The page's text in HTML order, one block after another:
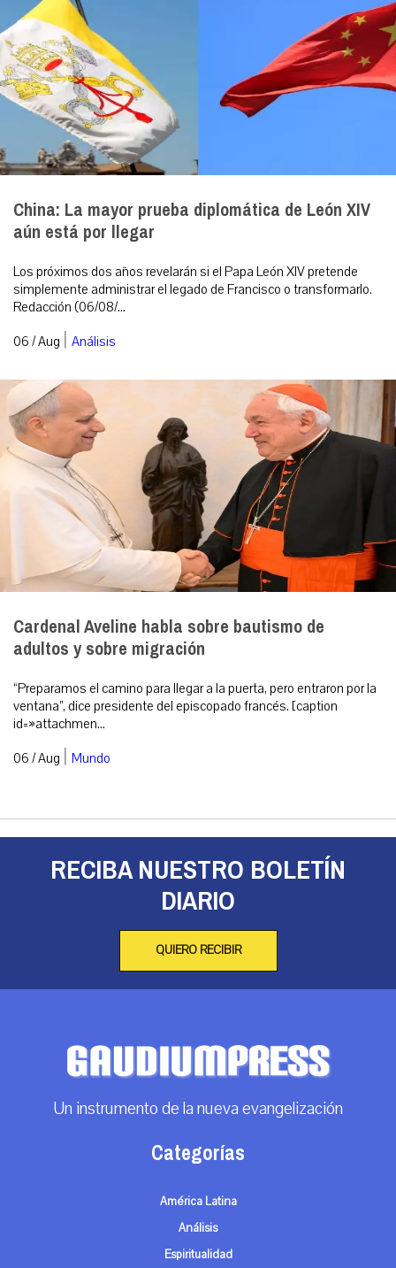
China: La mayor prueba diplomática de León XIV
aún está por llegar
Los próximos dos años revelarán si el Papa León XIV pretende
simplemente administrar el legado de Francisco o transformarlo.
Redacción (06/08/...
06 / Aug | Análisis
Cardenal Aveline habla sobre bautismo de
adultos y sobre migración
“Preparamos el camino para llegar a la puerta, pero entraron por la
ventana”, dice presidente del episcopado francés. [caption
id=»attachmen...
06 / Aug | Mundo
RECIBA NUESTRO BOLETÍN
DIARIO
QUIERO RECIBIR
Un instrumento de la nueva evangelización
Categorías
América Latina
Análisis
Espiritualidad